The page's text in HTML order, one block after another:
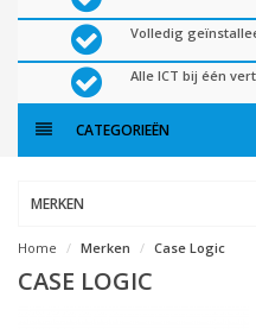
Volledig
Alle ICT bij één
CATEGORIEËN
MERKEN
Home Merken Case Logic
CASE LOGIC